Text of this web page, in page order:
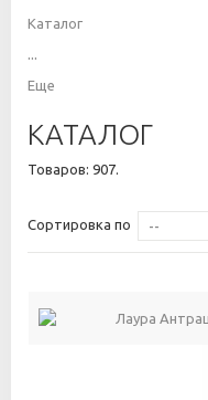
Каталог
...
Еще
КАТАЛОГ
Товаров: 907.
Сортировка по